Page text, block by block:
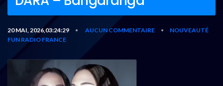
20 MAI, 2026,03:24:29 • AUCUN COMMENTAIRE •
NOUVEAUTÉ
FUN RADIO FRANCE